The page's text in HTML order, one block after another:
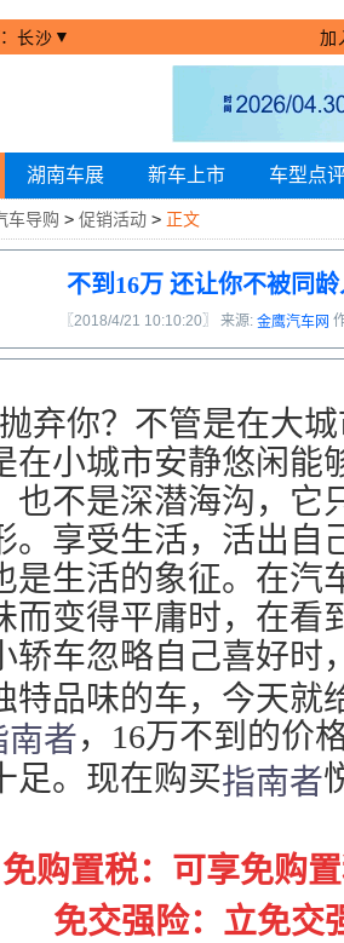
长沙 ▼ 加
湖南车展 新车上市 车型点
车导购 > 促销活动 > 正文
不到16万 还让你不被同
〖2018/4/21 10:10:20〗 来源: 金鹰汽车网
弃你？不管是在大
在小城市安静悠闲能
也不是深潜海沟，它
。享受生活，活出自
是生活的象征。在汽
而变得平庸时，在看
轿车忽略自己喜好时
特品味的车，今天就
南者，16万不到的价
足。现在购买指南者
免购置税：可享免购
免交强险：立免交